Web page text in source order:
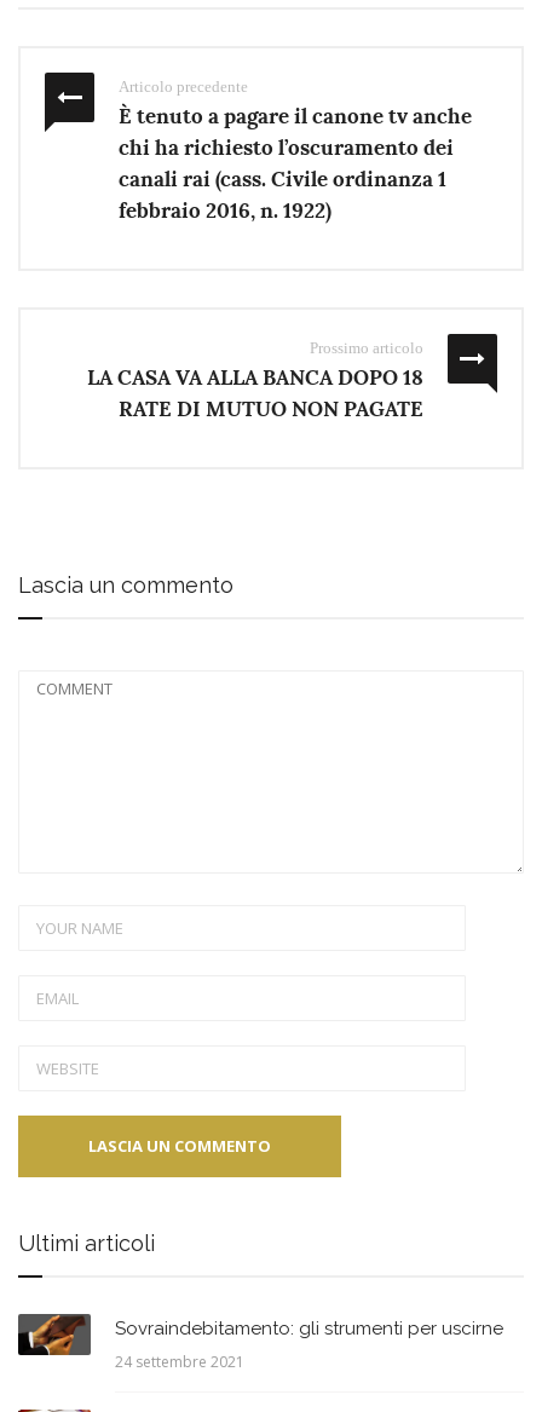
Articolo precedente
È tenuto a pagare il canone tv anche
chi ha richiesto l’oscuramento dei
canali rai (cass. Civile ordinanza 1
febbraio 2016, n. 1922)
Prossimo articolo
LA CASA VA ALLA BANCA DOPO 18
RATE DI MUTUO NON PAGATE
Lascia un commento
Ultimi articoli
Sovraindebitamento: gli strumenti per uscirne
24 settembre 2021